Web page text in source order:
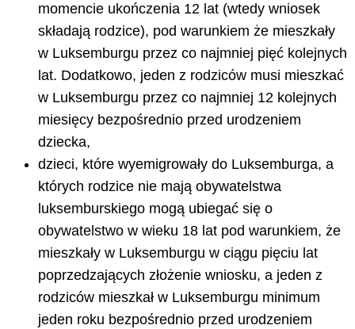
momencie ukończenia 12 lat (wtedy wniosek
składają rodzice), pod warunkiem że mieszkały
w Luksemburgu przez co najmniej pięć kolejnych
lat. Dodatkowo, jeden z rodziców musi mieszkać
w Luksemburgu przez co najmniej 12 kolejnych
miesięcy bezpośrednio przed urodzeniem
dziecka,
dzieci, które wyemigrowały do Luksemburga, a
których rodzice nie mają obywatelstwa
luksemburskiego mogą ubiegać się o
obywatelstwo w wieku 18 lat pod warunkiem, że
mieszkały w Luksemburgu w ciągu pięciu lat
poprzedzających złożenie wniosku, a jeden z
rodziców mieszkał w Luksemburgu minimum
jeden roku bezpośrednio przed urodzeniem